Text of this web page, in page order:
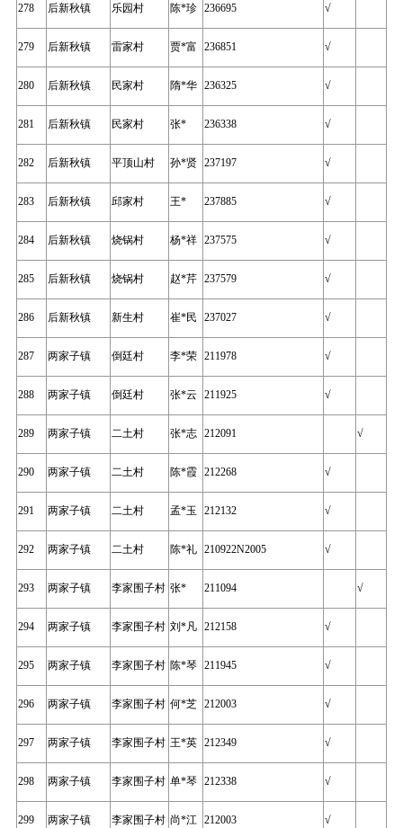
278 后新秋镇 乐园村 陈*珍 236695 √
279 后新秋镇 雷家村 贾*富 236851 √
280 后新秋镇 民家村 隋*华 236325 √
281 后新秋镇 民家村 张* 236338 √
282 后新秋镇 平顶山村 孙*贤 237197 √
283 后新秋镇 邱家村 王* 237885 √
284 后新秋镇 烧锅村 杨*祥 237575 √
285 后新秋镇 烧锅村 赵*芹 237579 √
286 后新秋镇 新生村 崔*民 237027 √
287 两家子镇 倒廷村 李*荣 211978 √
288 两家子镇 倒廷村 张*云 211925 √
289 两家子镇 二土村 张*志 212091 √
290 两家子镇 二土村 陈*霞 212268 √
291 两家子镇 二土村 孟*玉 212132 √
292 两家子镇 二土村 陈*礼 210922N2005 √
293 两家子镇 李家围子村 张* 211094 √
294 两家子镇 李家围子村 刘*凡 212158 √
295 两家子镇 李家围子村 陈*琴 211945 √
296 两家子镇 李家围子村 何*芝 212003 √
297 两家子镇 李家围子村 王*英 212349 √
298 两家子镇 李家围子村 单*琴 212338 √
299 两家子镇 李家围子村 尚*江 212003 √